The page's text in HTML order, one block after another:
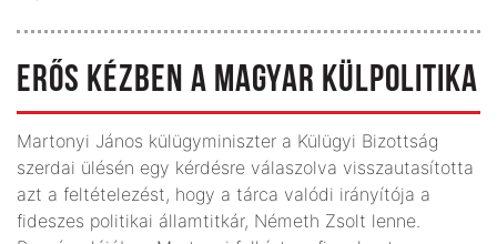
ERŐS KÉZBEN A MAGYAR KÜLPOLITIKA
Martonyi János külügyminiszter a Külügyi Bizottság
szerdai ülésén egy kérdésre válaszolva visszautasította
azt a feltételezést, hogy a tárca valódi irányítója a
fideszes politikai államtitkár, Németh Zsolt lenne.